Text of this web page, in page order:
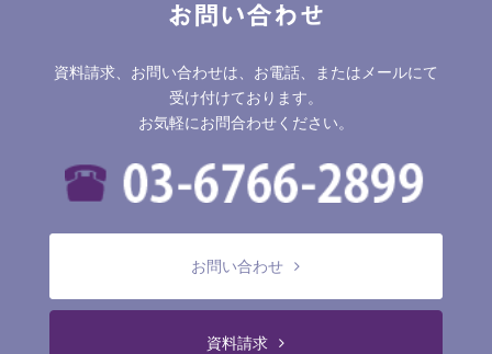
お問い合わせ
資料請求、お問い合わせは、お電話、またはメールにて
受け付けております。
お気軽にお問合わせください。
お問い合わせ
資料請求